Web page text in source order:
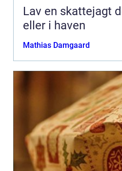
Lav en skattejagt
eller i haven
Mathias Damgaard